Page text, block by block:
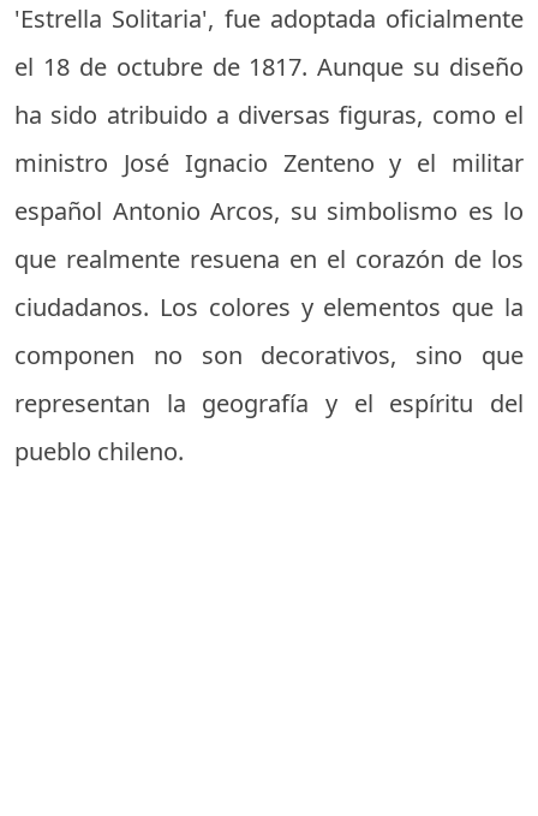
'Estrella Solitaria', fue adoptada oficialmente
el 18 de octubre de 1817. Aunque su diseño
ha sido atribuido a diversas figuras, como el
ministro José Ignacio Zenteno y el militar
español Antonio Arcos, su simbolismo es lo
que realmente resuena en el corazón de los
ciudadanos. Los colores y elementos que la
componen no son decorativos, sino que
representan la geografía y el espíritu del
pueblo chileno.